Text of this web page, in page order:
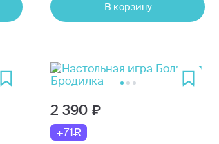
В корзину
2 390
+71